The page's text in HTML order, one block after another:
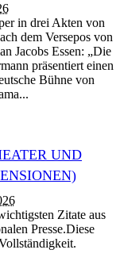
in drei Akten von
dem Versepos von
Jacobs Essen: „Die
präsentiert einen
Bühne von
UND
Zitate aus
Presse.Diese